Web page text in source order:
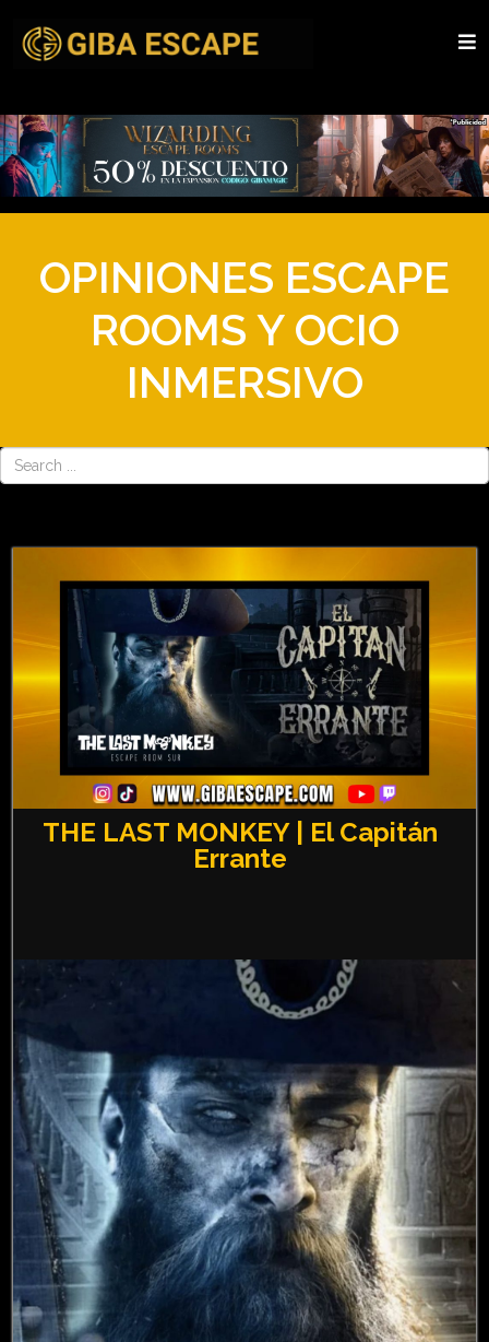
OPINIONES ESCAPE
ROOMS Y OCIO
INMERSIVO
THE LAST MONKEY | El Capitán
Errante